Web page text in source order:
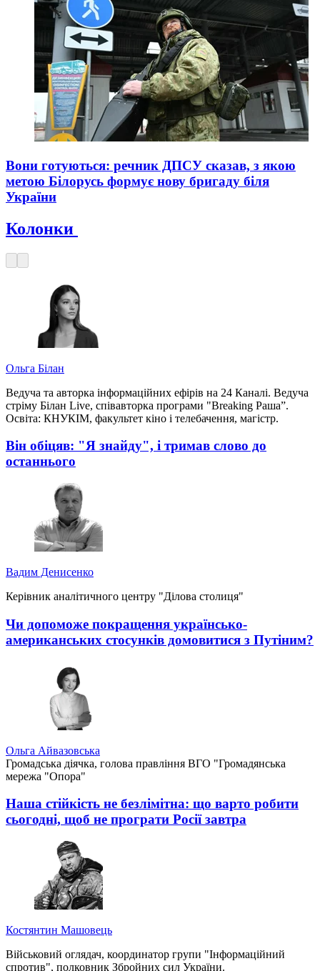
Вони готуються: речник ДПСУ сказав, з якою
метою Білорусь формує нову бригаду біля
України
Колонки
Ольга Білан
Ведуча та авторка інформаційних ефірів на 24 Каналі. Ведуча
стріму Білан Live, співавторка програми "Breaking Раша”.
Освіта: КНУКІМ, факультет кіно і телебачення, магістр.
Він обіцяв: "Я знайду", і тримав слово до
останнього
Вадим Денисенко
Керівник аналітичного центру "Ділова столиця"
Чи допоможе покращення українсько-
американських стосунків домовитися з Путіним?
Ольга Айвазовська
Громадська діячка, голова правління ВГО "Громадянська
мережа "Опора"
Наша стійкість не безлімітна: що варто робити
сьогодні, щоб не програти Росії завтра
Костянтин Машовець
Військовий оглядач, координатор групи "Інформаційний
спротив", полковник Збройних сил України.